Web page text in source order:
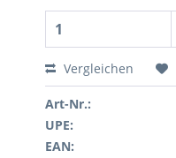
Vergleichen
Art-Nr.:
UPE:
EAN: